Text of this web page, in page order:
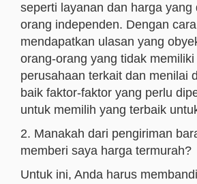
seperti layanan dan harga yang
orang independen. Dengan
mendapatkan ulasan yang
orang-orang yang tidak
perusahaan terkait dan menilai
baik faktor-faktor yang perlu
untuk memilih yang terbaik
2. Manakah dari pengiriman
memberi saya harga termurah?
Untuk ini, Anda harus